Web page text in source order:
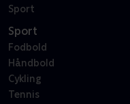
Sport
Sport
Fodbold
Håndbold
Cykling
Tennis